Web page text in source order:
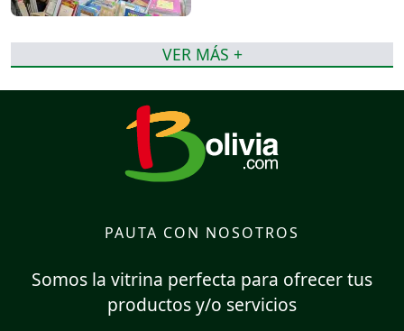
VER MÁS +
PAUTA CON NOSOTROS
Somos la vitrina perfecta para ofrecer tus
productos y/o servicios